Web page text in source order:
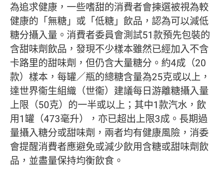
為追求健康，一些嗜甜的消費者會揀選被視為較
健康的「無糖」或「低糖」飲品，認為可以減低
糖分攝入量。消費者委員會測試51款預先包裝的
含甜味劑飲品，發現不少樣本雖然已經加入不含
卡路里的甜味劑，但仍含大量糖分。約4成（20
款）樣本，每罐／瓶的總糖含量為25克或以上，
達世界衞生組織（世衞）建議每日游離糖攝入量
上限（50克）的一半或以上；其中1款汽水，飲
用1罐（473毫升），亦已超出上限3成。長期過
量攝入糖分或甜味劑，兩者均有健康風險，消委
會提醒消費者應避免或減少飲用含糖或甜味劑飲
品，並盡量保持均衡飲食。